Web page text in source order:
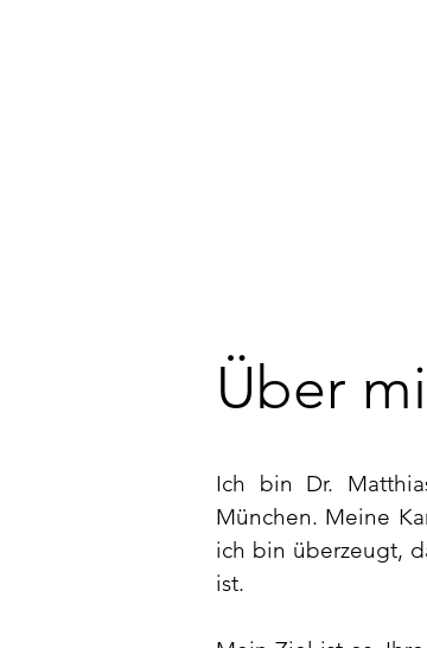
Über
Ich bin Dr.
München. Meine
ich bin überzeugt,
ist.